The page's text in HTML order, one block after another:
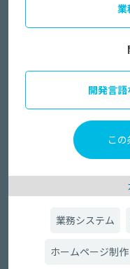
業
開発言
業務システム
ホームページ制作